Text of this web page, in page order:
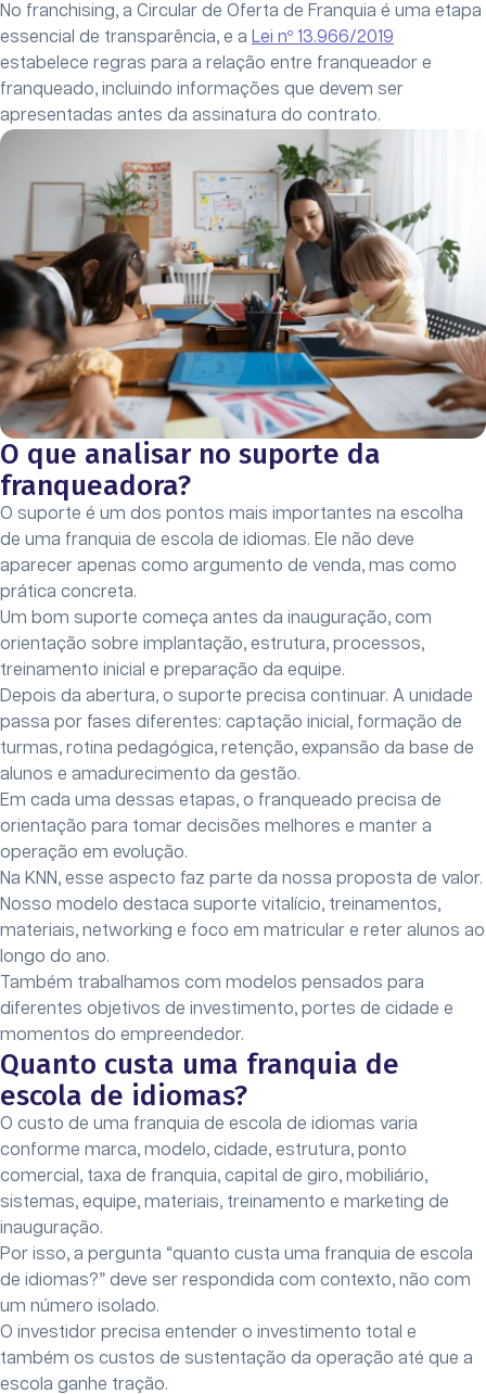
No franchising, a Circular de Oferta de Franquia é uma etapa
essencial de transparência, e a Lei nº 13.966/2019
estabelece regras para a relação entre franqueador e
franqueado, incluindo informações que devem ser
apresentadas antes da assinatura do contrato.
O que analisar no suporte da
franqueadora?
O suporte é um dos pontos mais importantes na escolha
de uma franquia de escola de idiomas. Ele não deve
aparecer apenas como argumento de venda, mas como
prática concreta.
Um bom suporte começa antes da inauguração, com
orientação sobre implantação, estrutura, processos,
treinamento inicial e preparação da equipe.
Depois da abertura, o suporte precisa continuar. A unidade
passa por fases diferentes: captação inicial, formação de
turmas, rotina pedagógica, retenção, expansão da base de
alunos e amadurecimento da gestão.
Em cada uma dessas etapas, o franqueado precisa de
orientação para tomar decisões melhores e manter a
operação em evolução.
Na KNN, esse aspecto faz parte da nossa proposta de valor.
Nosso modelo destaca suporte vitalício, treinamentos,
materiais, networking e foco em matricular e reter alunos ao
longo do ano.
Também trabalhamos com modelos pensados para
diferentes objetivos de investimento, portes de cidade e
momentos do empreendedor.
Quanto custa uma franquia de
escola de idiomas?
O custo de uma franquia de escola de idiomas varia
conforme marca, modelo, cidade, estrutura, ponto
comercial, taxa de franquia, capital de giro, mobiliário,
sistemas, equipe, materiais, treinamento e marketing de
inauguração.
Por isso, a pergunta “quanto custa uma franquia de escola
de idiomas?” deve ser respondida com contexto, não com
um número isolado.
O investidor precisa entender o investimento total e
também os custos de sustentação da operação até que a
escola ganhe tração.